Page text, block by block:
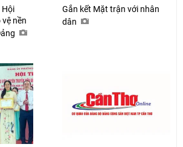
Hội
nền
Gắn kết Mặt trận với nhân
dân